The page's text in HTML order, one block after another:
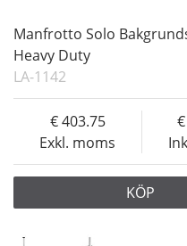
Manfrotto Solo
Heavy Duty
LA-1142
Exkl. moms
403.75
KÖP